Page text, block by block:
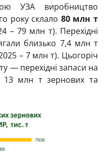
УЗА виробництво
року склало 80 млн т
– 79 млн т). Перехідні
близько 7,4 млн т
– 7 млн т). Цьогоріч
— перехідні запаси на
млн т зернових та